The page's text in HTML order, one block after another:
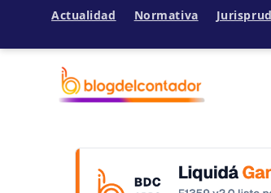
Actualidad Normativa